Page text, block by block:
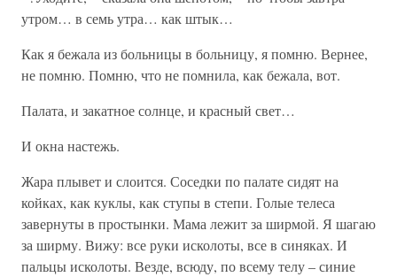
утром… в семь утра… как штык…
Как я бежала из больницы в больницу, я помню. Вернее,
не помню. Помню, что не помнила, как бежала, вот.
Палата, и закатное солнце, и красный свет…
И окна настежь.
Жара плывет и слоится. Соседки по палате сидят на
койках, как куклы, как ступы в степи. Голые телеса
завернуты в простынки. Мама лежит за ширмой. Я шагаю
за ширму. Вижу: все руки исколоты, все в синяках. И
пальцы исколоты. Везде, всюду, по всему телу – синие